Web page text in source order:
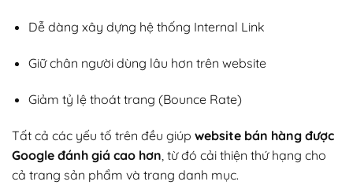
Dễ dàng xây dựng hệ thống Internal Link
Giữ chân người dùng lâu hơn trên website
Giảm tỷ lệ thoát trang (Bounce Rate)
Tất cả các yếu tố trên đều giúp website bán hàng được
Google đánh giá cao hơn , từ đó cải thiện thứ hạng cho
cả trang sản phẩm và trang danh mục.